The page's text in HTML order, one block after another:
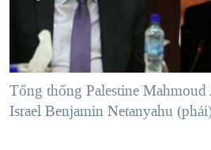
NGƯỜI VIỆT HẢI NGOẠI
ĐỜI SỐNG
KINH TẾ
KHOA HỌC
TẠI
HÀNH TRÌNH BẦU CỬ 2024
MỘT NĂM CHIẾN TRANH TẠI DẢI
GIẢI MÃ VÀNH ĐAI & CON
NGÀY TỊ NẠN THẾ GIỚI
NGHE
MẠNG XÃ HỘI
Tổng thống Palestine
Israel Benjamin Netanyahu